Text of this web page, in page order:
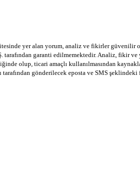
yer alan yorum, analiz ve fikirler güvenilir
garanti edilmemektedir. Analiz, fikir
olup, ticari amaçlı kullanılmasından
gönderilecek eposta ve SMS